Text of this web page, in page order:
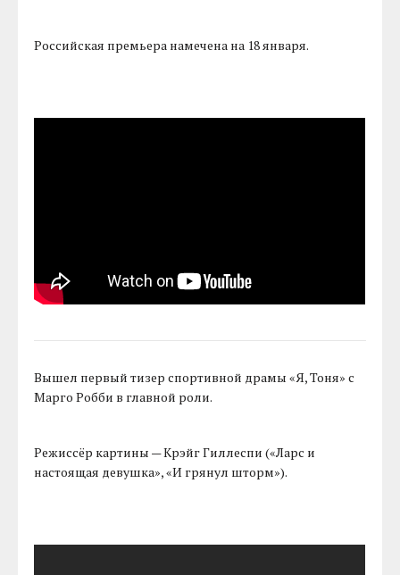
Российская премьера намечена на 18 января.
Вышел первый тизер спортивной драмы «Я, Тоня» с
Марго Робби в главной роли.
Режиссёр картины — Крэйг Гиллеспи («Ларс и
настоящая девушка», «И грянул шторм»).